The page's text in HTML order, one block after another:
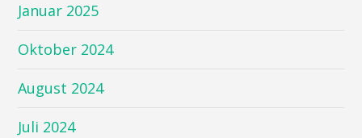
Januar 2025
Oktober 2024
August 2024
Juli 2024